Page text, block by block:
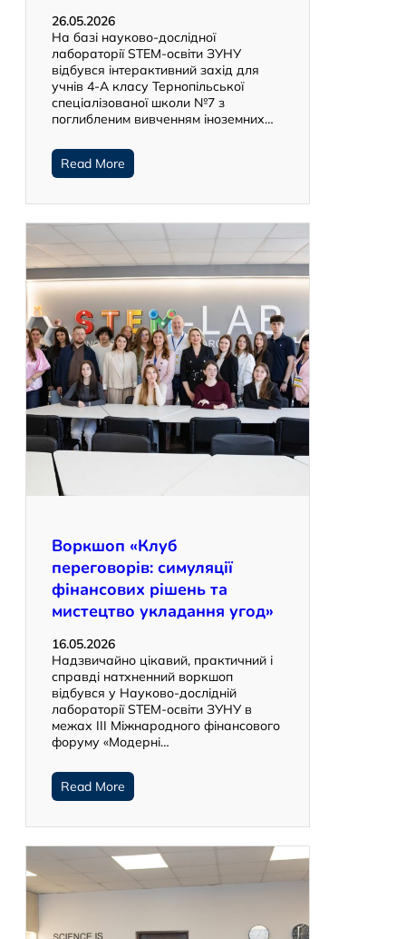
26.05.2026
На базі науково-дослідної
лабораторії STEM-освіти ЗУНУ
відбувся інтерактивний захід для
учнів 4-А класу Тернопільської
спеціалізованої школи №7 з
поглибленим вивченням іноземних…
Read More
Воркшоп «Клуб
переговорів: симуляції
фінансових рішень та
мистецтво укладання угод»
16.05.2026
Надзвичайно цікавий, практичний і
справді натхненний воркшоп
відбувся у Науково-дослідній
лабораторії STEM-освіти ЗУНУ в
межах ІІІ Міжнародного фінансового
форуму «Модерні…
Read More